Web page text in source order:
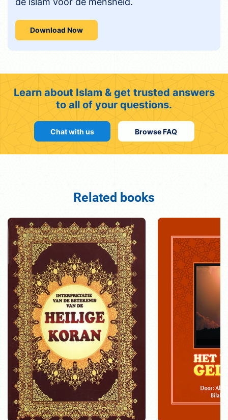
Download Now
Learn about Islam & get trusted answers
to all of your questions.
Chat with us Browse FAQ
Related books